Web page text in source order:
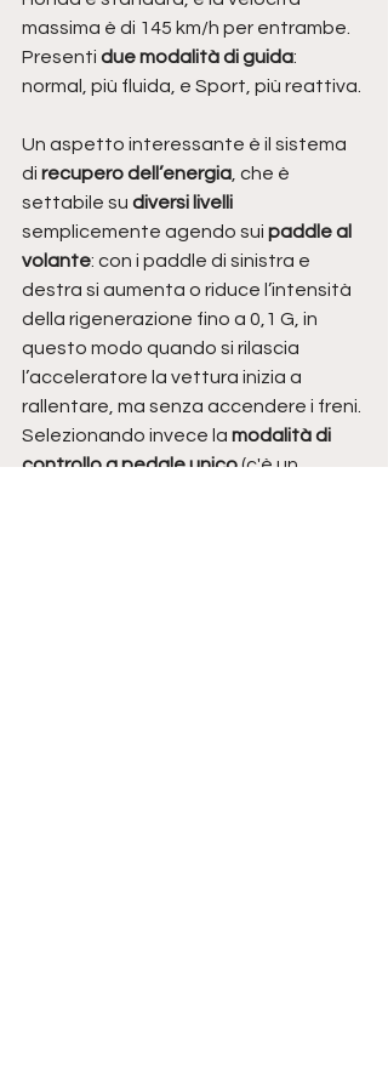
massima è di 145 km/h per entrambe.
Presenti due modalità di guida:
normal, più fluida, e Sport, più reattiva.
Un aspetto interessante è il sistema
di recupero dell’energia , che è
settabile su diversi livelli
semplicemente agendo sui paddle al
volante: con i paddle di sinistra e
destra si aumenta o riduce l’intensità
della rigenerazione fino a 0,1 G, in
questo modo quando si rilascia
l’acceleratore la vettura inizia a
rallentare, ma senza accendere i freni.
Selezionando invece la modalità di
controllo a pedale unico (c'è un